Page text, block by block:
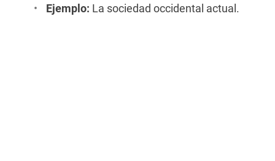
Ejemplo: La sociedad occidental actual.